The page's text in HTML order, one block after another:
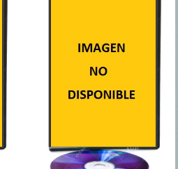
campesino cocalero que
vive con su familia en la
región donde las Fuerzas
Armadas Revolucionarias
imponen su ley. Los